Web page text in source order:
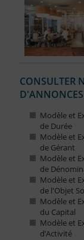
CONSULTER
Modèle et
de Durée
Modèle et
de Gérant
Modèle et
de
Modèle et
de l'Objet
Modèle et
du Capital
Modèle et
d’Activité